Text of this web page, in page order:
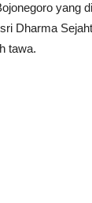
yang
Dharma
tawa.